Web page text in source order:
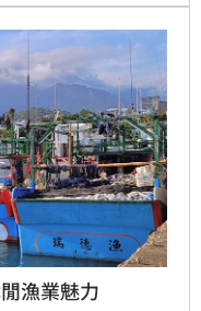
警方依規值勤並無
漁業魅力